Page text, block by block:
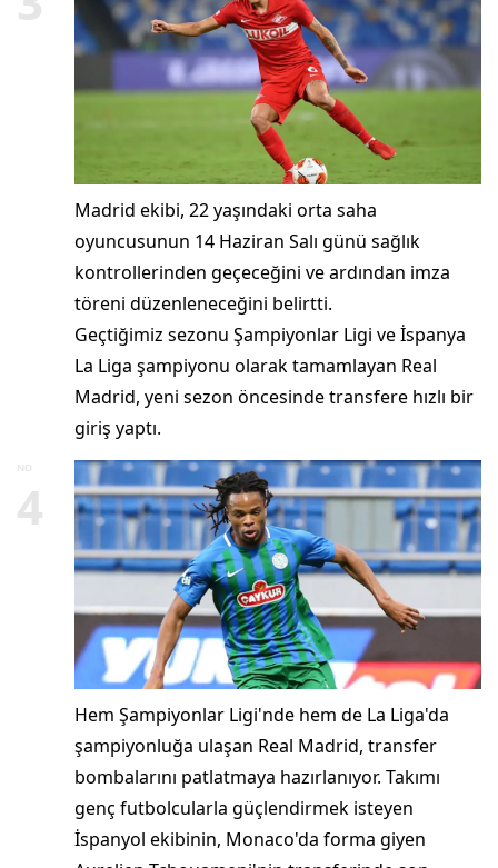
Madrid ekibi, 22 yaşındaki orta saha
oyuncusunun 14 Haziran Salı günü sağlık
kontrollerinden geçeceğini ve ardından imza
töreni düzenleneceğini belirtti.
Geçtiğimiz sezonu Şampiyonlar Ligi ve İspanya
La Liga şampiyonu olarak tamamlayan Real
Madrid, yeni sezon öncesinde transfere hızlı bir
giriş yaptı.
NO
4
Hem Şampiyonlar Ligi'nde hem de La Liga'da
şampiyonluğa ulaşan Real Madrid, transfer
bombalarını patlatmaya hazırlanıyor. Takımı
genç futbolcularla güçlendirmek isteyen
İspanyol ekibinin, Monaco'da forma giyen